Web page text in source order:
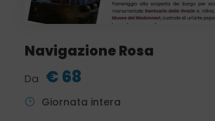
Navigazione Rosa
Da € 68
Giornata intera